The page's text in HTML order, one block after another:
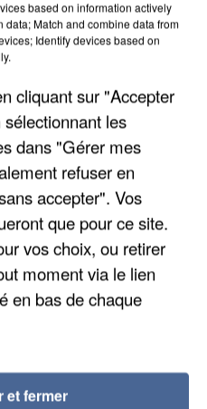
LES REFUGES
based on information actively
Match and combine data from
Identify devices based on
cliquant sur "Accepter
les
dans "Gérer mes
refuser en
accepter". Vos
que pour ce site.
vos choix, ou retirer
moment via le lien
en bas de chaque
et fermer